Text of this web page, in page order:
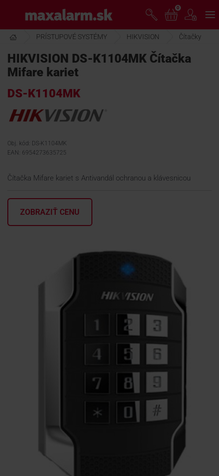
hlavnému
obsahu
www.maxalarm.sk
AKCIA MESIACA
PRODUKTY
SPOLOČNOSŤ
ŠKOLENIE
PODPORA
0
PRÍSTUPOVÉ SYSTÉMY HIKVISION Čítačky
HIKVISION DS-K1104MK Čítačka
Mifare kariet
DS-K1104MK
Obj. kód: DS-K1104MK
EAN: 6954273635725
Čítačka Mifare kariet s Antivandál ochranou a klávesnicou
ZOBRAZIŤ CENU